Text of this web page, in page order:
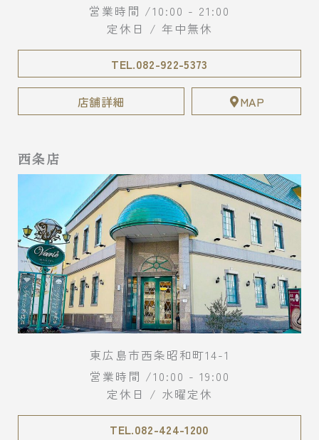
営業時間 /10:00 - 21:00
定休日 / 年中無休
TEL.082-922-5373
店舗詳細 MAP
西条店
東広島市西条昭和町14-1
営業時間 /10:00 - 19:00
定休日 / 水曜定休
TEL.082-424-1200